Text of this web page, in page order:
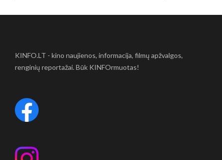
KINFO.LT - kino naujienos, informacija, filmų apžvalgos,
renginių reportažai. Būk KINFOrmuotas!